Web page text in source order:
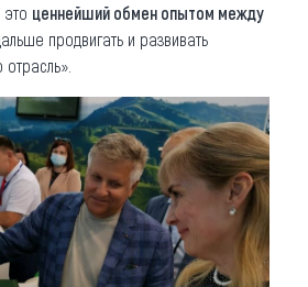
ценнейший обмен опытом между
продвигать и развивать